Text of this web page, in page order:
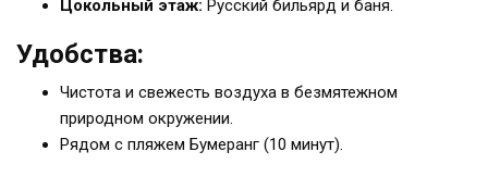
Цокольный этаж: Русский бильярд и баня.
Удобства:
Чистота и свежесть воздуха в безмятежном
природном окружении.
Рядом с пляжем Бумеранг (10 минут).